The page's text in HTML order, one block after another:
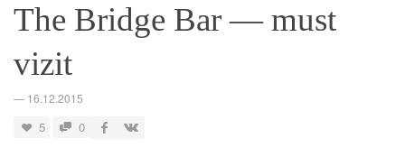
The Bridge Bar — must
vizit
— 16.12.2015
5 0